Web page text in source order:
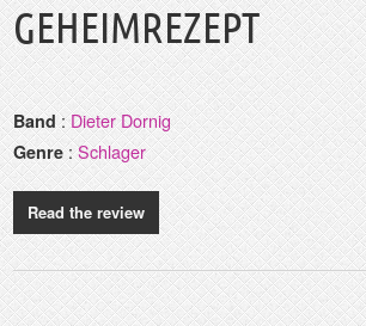
GEHEIMREZEPT
Band:Dieter Dornig
Genre:Schlager
Read the review